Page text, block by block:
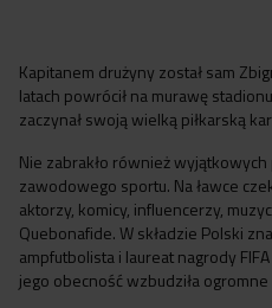
Kapitanem drużyny został sam
latach powrócił na murawę
zaczynał swoją wielką piłkarską
Nie zabrakło również
zawodowego sportu. Na ławce
aktorzy, komicy, influencerzy,
Quebonafide. W składzie Polski
ampfutbolista i laureat nagrody
jego obecność wzbudziła